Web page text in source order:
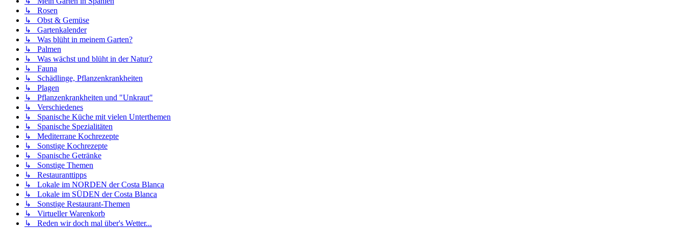
↳ Rosen
↳ Obst & Gemüse
↳ Gartenkalender
↳ Was blüht in meinem Garten?
↳ Palmen
↳ Was wächst und blüht in der Natur?
↳ Fauna
↳ Schädlinge, Pflanzenkrankheiten
↳ Plagen
↳ Pflanzenkrankheiten und "Unkraut"
↳ Verschiedenes
↳ Spanische Küche mit vielen Unterthemen
↳ Spanische Spezialitäten
↳ Mediterrane Kochrezepte
↳ Sonstige Kochrezepte
↳ Spanische Getränke
↳ Sonstige Themen
↳ Restauranttipps
↳ Lokale im NORDEN der Costa Blanca
↳ Lokale im SÜDEN der Costa Blanca
↳ Sonstige Restaurant-Themen
↳ Virtueller Warenkorb
↳ Reden wir doch mal über's Wetter...